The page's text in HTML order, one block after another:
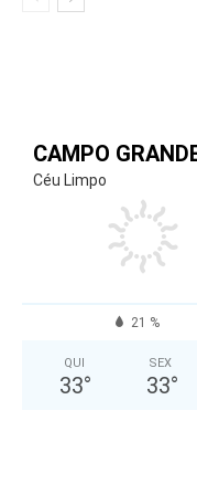
CAMPO
Céu Limpo
21 %
QUI
33°
SEX
33°